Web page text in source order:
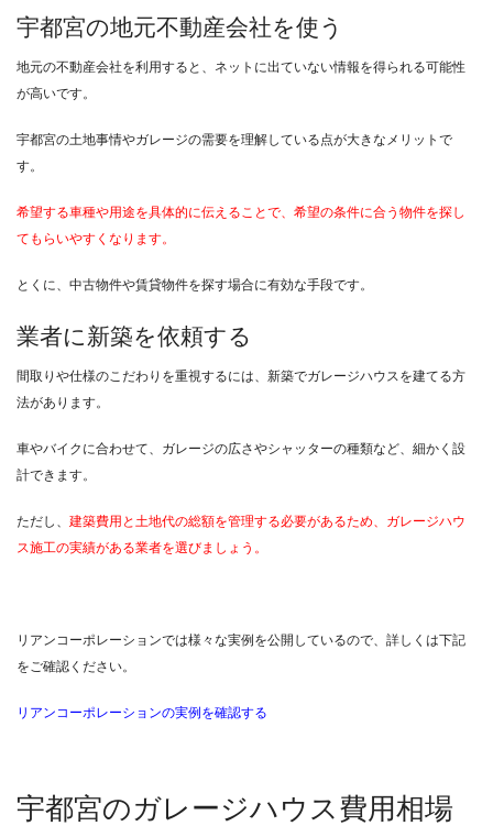
宇都宮の地元不動産会社を使う
地元の不動産会社を利用すると、ネットに出ていない情報を得られる可能性
が高いです。
宇都宮の土地事情やガレージの需要を理解している点が大きなメリットで
す。
希望する車種や用途を具体的に伝えることで、希望の条件に合う物件を探し
てもらいやすくなります。
とくに、中古物件や賃貸物件を探す場合に有効な手段です。
業者に新築を依頼する
間取りや仕様のこだわりを重視するには、新築でガレージハウスを建てる方
法があります。
車やバイクに合わせて、ガレージの広さやシャッターの種類など、細かく設
計できます。
ただし、 建築費用と土地代の総額を管理する必要があるため、ガレージハウ
ス施工の実績がある業者を選びましょう。
リアンコーポレーションでは様々な実例を公開しているので、詳しくは下記
をご確認ください。
リアンコーポレーションの実例を確認する
宇都宮のガレージハウス費用相場